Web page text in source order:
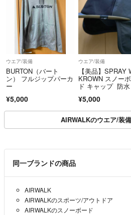
ウエア/装備
BURTON（バート
ン） フルジップパーカ
ー
¥5,000
ウエア/装備
【美品】SPRAY
KROWN スノー
ド キャップ 防
¥5,000
AIRWALKのウエア/装
同一ブランドの商品
AIRWALK
AIRWALKのスポーツ/アウトドア
AIRWALKのスノーボード